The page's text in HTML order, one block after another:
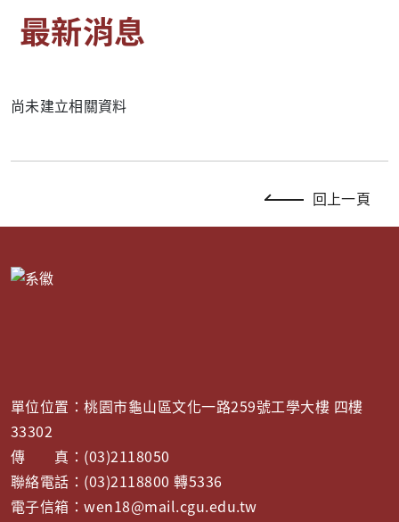
最新消息
尚未建立相關資料
回上一頁
單位位置：桃園市龜山區文化一路259號工學大樓 四樓
33302
傳 真：(03)2118050
聯絡電話：(03)2118800 轉5336
電子信箱：wen18@mail.cgu.edu.tw